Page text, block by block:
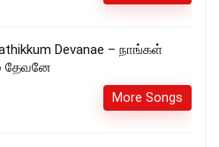
Devanae – நாங்கள்
தேவனே
More Songs